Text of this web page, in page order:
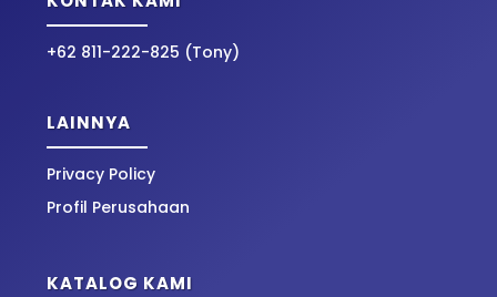
+62 811-222-825 (Tony)
LAINNYA
Privacy Policy
Profil Perusahaan
KATALOG KAMI